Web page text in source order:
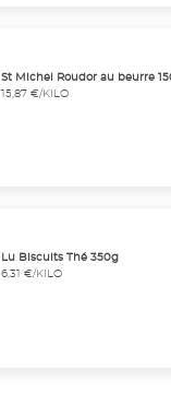
St Michel Roudor au beurre
15,87 €/KILO
Lu Biscuits Thé 350g
6,31 €/KILO